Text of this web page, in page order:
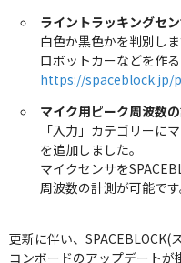
ライントラッキングセ
白色か黒色かを判別し
ロボットカーなどを作る
https://spaceblock.jp/
マイク用ピーク周波数
「入力」カテゴリーに
を追加しました。
マイクセンサを
周波数の計測が可能です
更新に伴い、SPACEBLOCK(
コンボードのアップデートが